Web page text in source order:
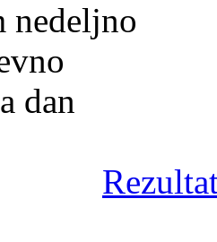
nedeljno
dan